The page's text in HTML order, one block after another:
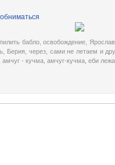
пилить бабло,освобождение
Берия через, сами не летаем и
амчуг - кучма амчуг-кучма еби лежа